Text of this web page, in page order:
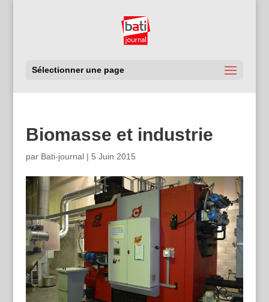
Sélectionner une page
Biomasse et industrie
par Bati-journal| 5 Juin 2015